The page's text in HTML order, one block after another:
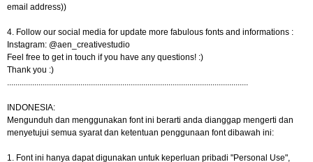
email address))
4. Follow our social media for update more fabulous fonts and informations :
Instagram: @aen_creativestudio
Feel free to get in touch if you have any questions! :)
Thank you :)
..........​..........​..........​..........​..........​..........​..........​..........​..........​..........​..........​.....
INDONESIA:
Mengunduh dan menggunakan font ini berarti anda dianggap mengerti dan
menyetujui semua syarat dan ketentuan penggunaan font dibawah ini:
1. Font ini hanya dapat digunakan untuk keperluan pribadi "Personal Use",